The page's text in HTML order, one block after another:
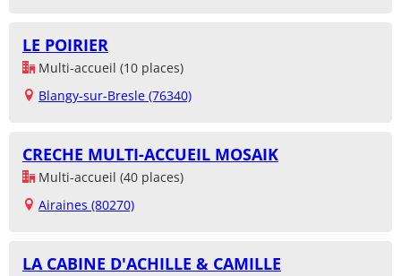
LE POIRIER
Multi-accueil (10 places)
Blangy-sur-Bresle (76340)
CRECHE MULTI-ACCUEIL MOSAIK
Multi-accueil (40 places)
Airaines (80270)
LA CABINE D'ACHILLE & CAMILLE